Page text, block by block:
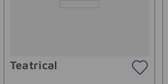
Teatrical